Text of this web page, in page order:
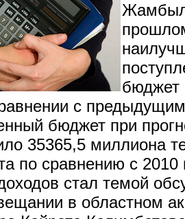
бюджет
с
бюджет при
35365,5 миллиона
по сравнению с
стал темой
в областном